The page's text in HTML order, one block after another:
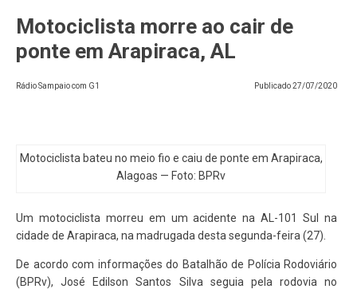
Motociclista morre ao cair de
ponte em Arapiraca, AL
Rádio Sampaio com G1 Publicado27/07/2020
Motociclista bateu no meio fio e caiu de ponte em Arapiraca,
Alagoas — Foto: BPRv
Um motociclista morreu em um acidente na AL-101 Sul na
cidade de Arapiraca, na madrugada desta segunda-feira (27).
De acordo com informações do Batalhão de Polícia Rodoviário
(BPRv), José Edilson Santos Silva seguia pela rodovia no